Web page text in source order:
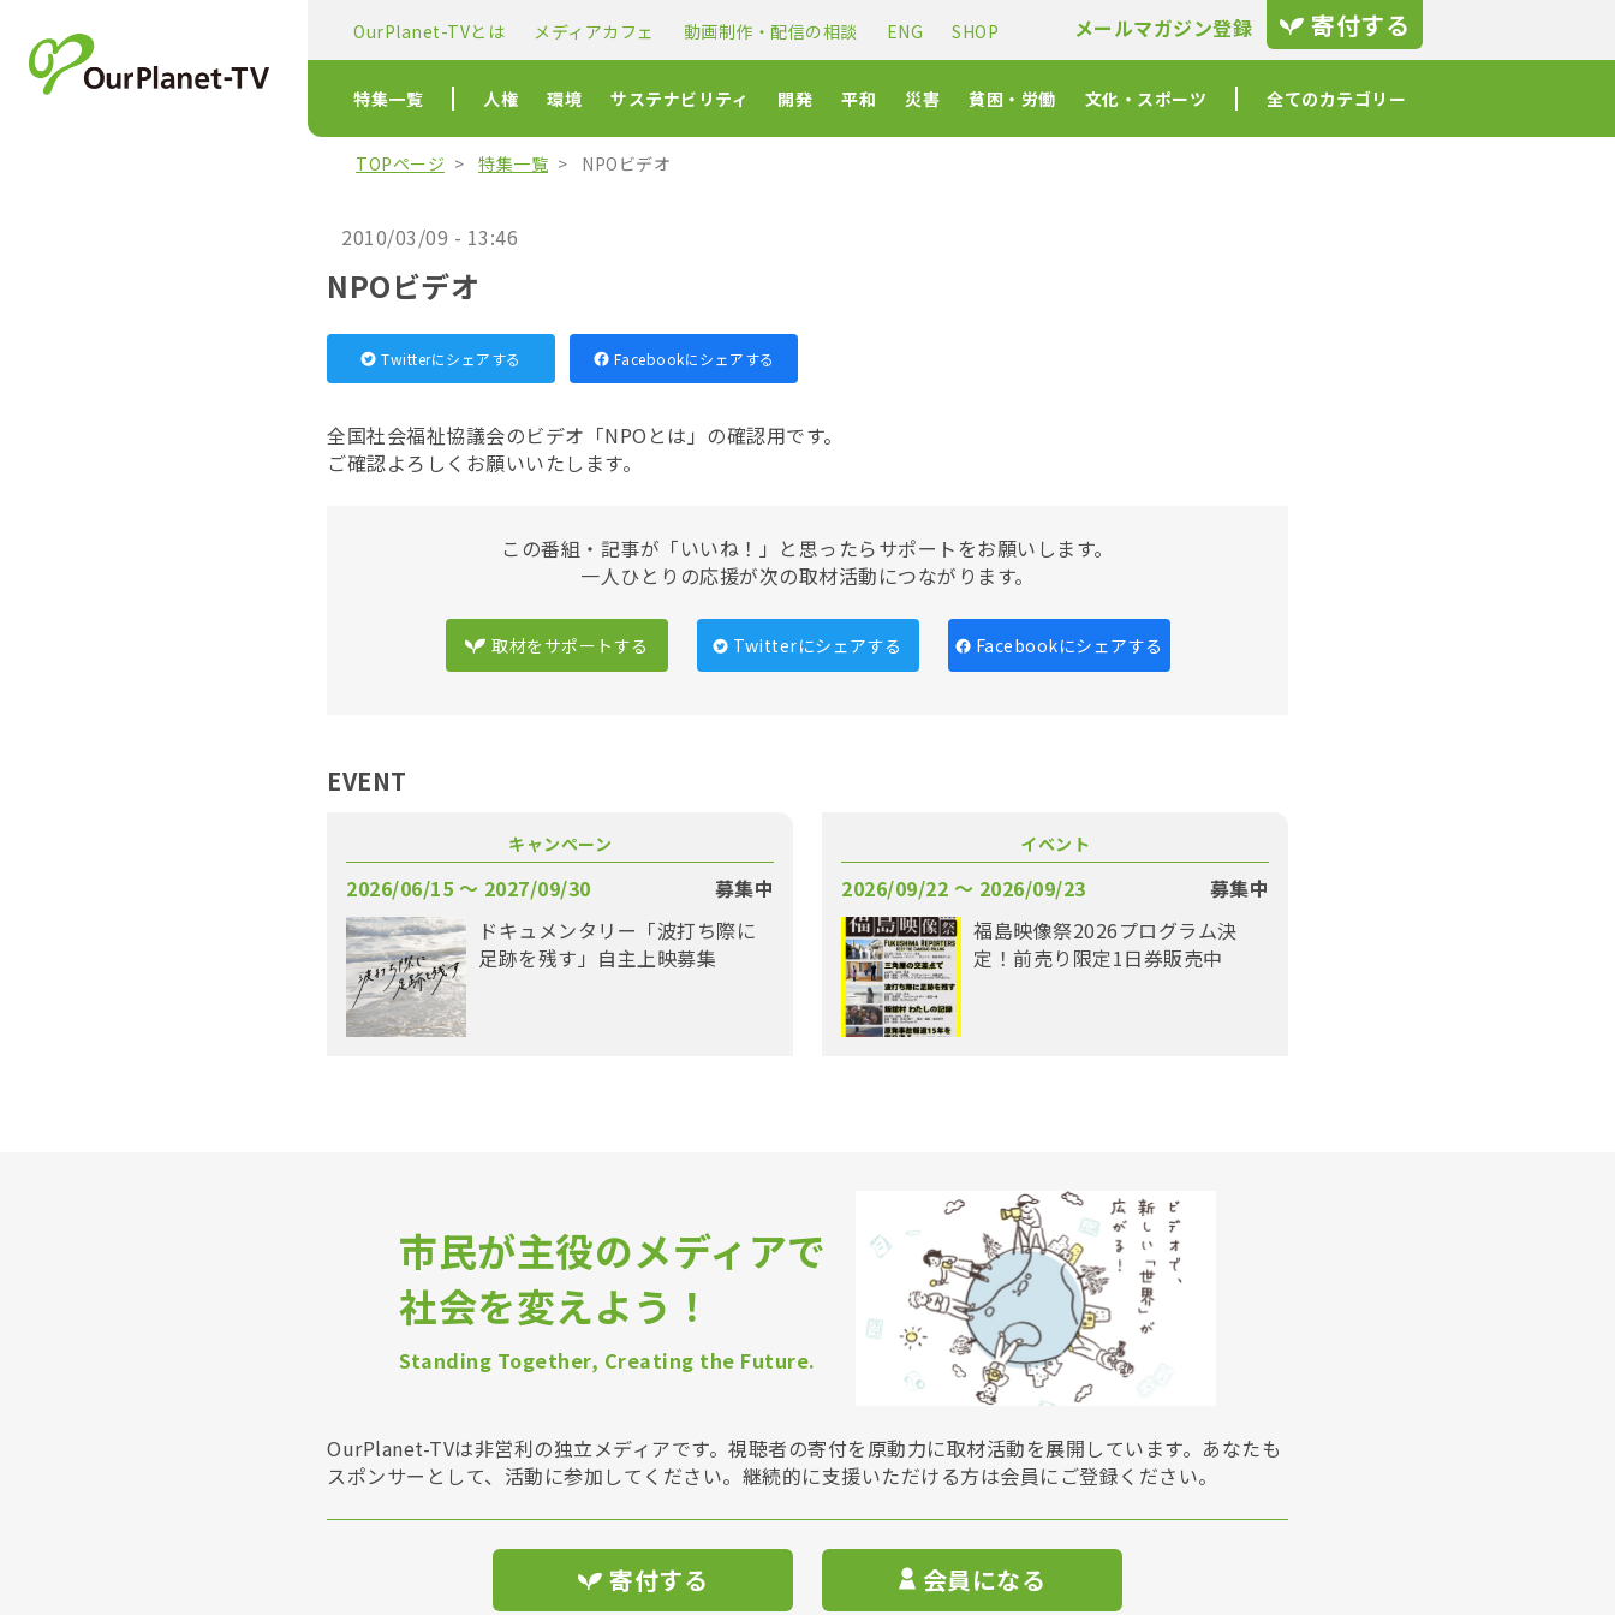
OurPlanet-TVとは メディアカフェ 動画制作・配信の相談 ENG SHOP メールマガジン登録 寄付する
特集一覧 人権 環境 サステナビリティ 開発 平和 災害 貧困・労働 文化・スポーツ 全てのカテゴリー
TOPページ 特集一覧 NPOビデオ
2010/03/09 - 13:46
NPOビデオ
Twitterにシェアする Facebookにシェアする
全国社会福祉協議会のビデオ「NPOとは」の確認用です。
ご確認よろしくお願いいたします。
この番組・記事が「いいね！」と思ったらサポートをお願いします。
一人ひとりの応援が次の取材活動につながります。
取材をサポートする Twitterにシェアする Facebookにシェアする
EVENT
キャンペーン
2026/06/15 〜 2027/09/30
募集中
ドキュメンタリー「波打ち際に
足跡を残す」自主上映募集
イベント
2026/09/22 〜 2026/09/23
募集中
福島映像祭2026プログラム決
定！前売り限定1日券販売中
市民が主役のメディアで
社会を変えよう！
Standing Together, Creating the Future.
OurPlanet-TVは非営利の独立メディアです。視聴者の寄付を原動力に取材活動を展開しています。あなたも
スポンサーとして、活動に参加してください。継続的に支援いただける方は会員にご登録ください。
寄付する 会員になる